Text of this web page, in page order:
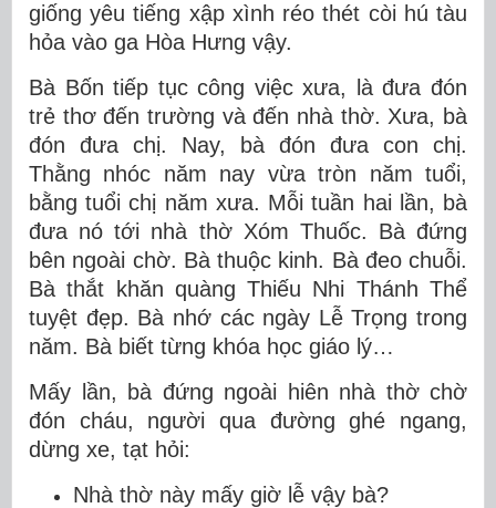
giống yêu tiếng xập xình réo thét còi hú tàu
hỏa vào ga Hòa Hưng vậy.
Bà Bốn tiếp tục công việc xưa, là đưa đón
trẻ thơ đến trường và đến nhà thờ. Xưa, bà
đón đưa chị. Nay, bà đón đưa con chị.
Thằng nhóc năm nay vừa tròn năm tuổi,
bằng tuổi chị năm xưa. Mỗi tuần hai lần, bà
đưa nó tới nhà thờ Xóm Thuốc. Bà đứng
bên ngoài chờ. Bà thuộc kinh. Bà đeo chuỗi.
Bà thắt khăn quàng Thiếu Nhi Thánh Thể
tuyệt đẹp. Bà nhớ các ngày Lễ Trọng trong
năm. Bà biết từng khóa học giáo lý…
Mấy lần, bà đứng ngoài hiên nhà thờ chờ
đón cháu, người qua đường ghé ngang,
dừng xe, tạt hỏi:
Nhà thờ này mấy giờ lễ vậy bà?